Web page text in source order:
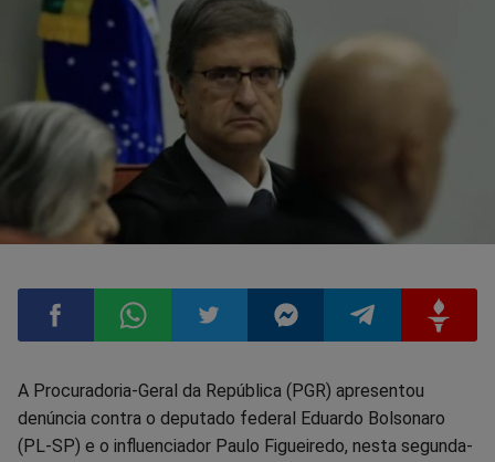
Compartilhar
no
Compartilhar
no
Compartilhar
no
Compartilhar
no
Compartilhar
no
no
A Procuradoria-Geral da República (PGR) apresentou
denúncia contra o deputado federal Eduardo Bolsonaro
(PL-SP) e o influenciador Paulo Figueiredo, nesta segunda-